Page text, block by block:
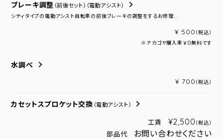
ブレーキ調整 （前後セット） （電動アシスト）
シティタイプの電動アシスト自転車の前後ブレーキの調整をするお修理...
¥ 500 （税込）
※ナカゴヤ購入車￥０無料です
水調べ
¥ 700 （税込）
カセットスプロケット交換 （電動アシスト）
工賃 ¥2,500 （税込）
部品代 お問い合わせください